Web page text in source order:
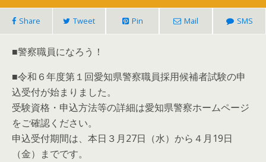
Share Tweet Pin Mail SMS
■警察職員になろう！
■令和６年度第１回愛知県警察職員採用候補者試験の申
込受付が始まりました。
受験資格・申込方法等の詳細は愛知県警察ホームページ
をご確認ください。
申込受付期間は、本日３月27日（水）から４月19日
（金）までです。